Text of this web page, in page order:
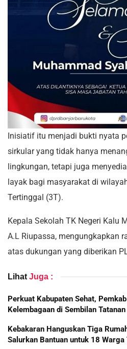
Inisiatif itu menjadi bukti nyata
sirkular yang tidak hanya
lingkungan, tetapi juga
layak bagi masyarakat di
Tertinggal (3T).
Kepala Sekolah TK Negeri Kalu
A.L Riupassa, mengungkapkan
atas dukungan yang diberikan
Lihat Juga :
Perkuat Kabupaten Sehat,
Kelembagaan di Sembilan Tatanan
Kebakaran Hanguskan Tiga
Salurkan Bantuan untuk 18 Warga